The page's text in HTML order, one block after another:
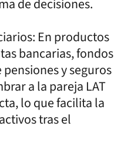
de decisiones.
En productos
bancarias, fondos
y seguros
a la pareja LAT
lo que facilita la
tras el